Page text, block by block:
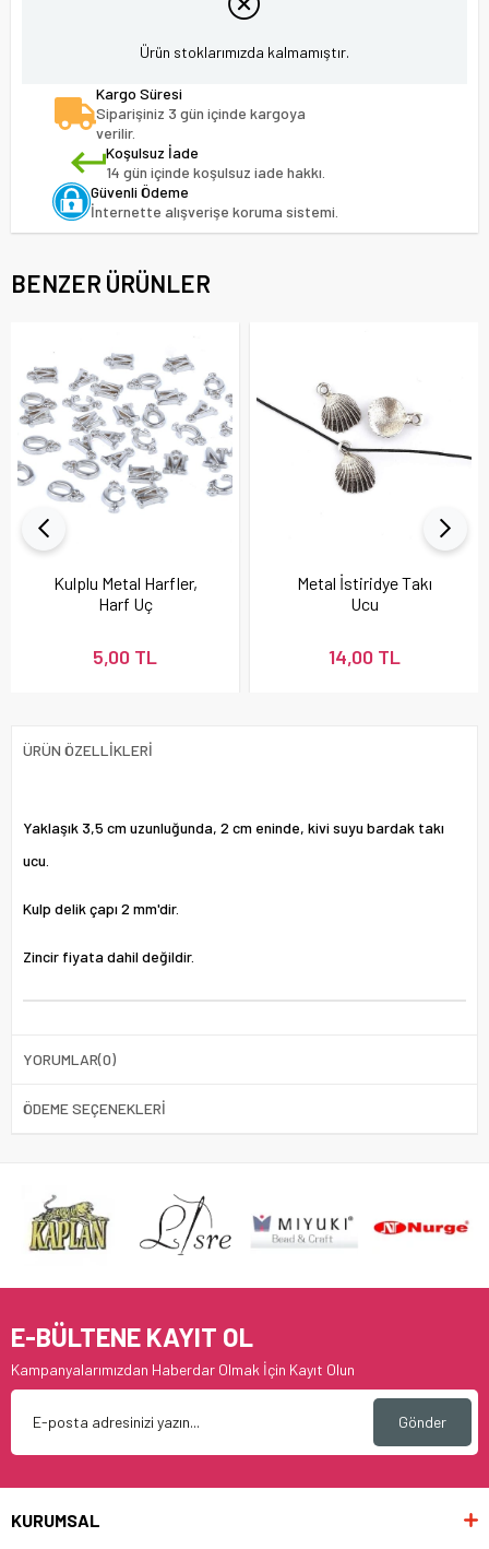
Ürün stoklarımızda kalmamıştır.
Kargo Süresi
Siparişiniz 3 gün içinde kargoya
verilir.
Koşulsuz İade
14 gün içinde koşulsuz iade hakkı.
Güvenli Ödeme
İnternette alışverişe koruma sistemi.
BENZER ÜRÜNLER
Kulplu Metal Harfler,
Harf Uç
5,00 TL
Metal İstiridye Takı
Ucu
14,00 TL
ÜRÜN ÖZELLIKLERI
Yaklaşık 3,5 cm uzunluğunda, 2 cm eninde, kivi suyu bardak takı
ucu.
Kulp delik çapı 2 mm'dir.
Zincir fiyata dahil değildir.
YORUMLAR(0)
ÖDEME SEÇENEKLERI
E-BÜLTENE KAYIT OL
Kampanyalarımızdan Haberdar Olmak İçin Kayıt Olun
Gönder
KURUMSAL